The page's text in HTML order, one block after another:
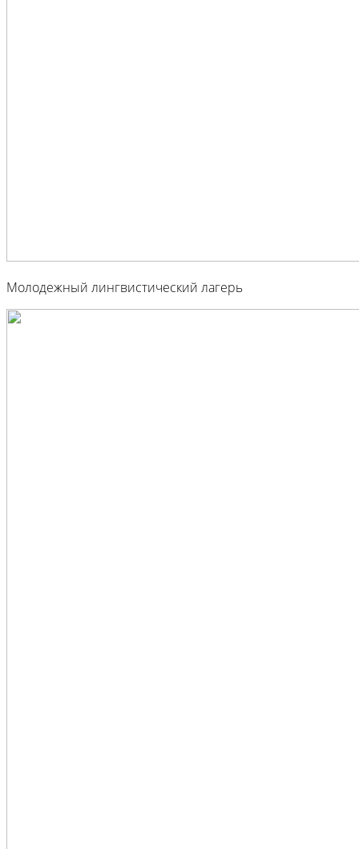
Молодежный лингвистический лагерь